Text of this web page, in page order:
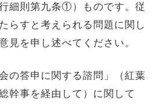
細則第九条①）ものです。従
らすと考えられる問題に関し
見を申し述べてください。
の答申に関する諮問」（紅葉
幹事を経由して）に関して